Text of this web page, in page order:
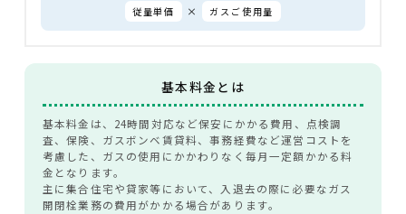
従量単価 × ガスご使用量
基本料金とは
基本料金は、24時間対応など保安にかかる費用、点検調
査、保険、ガスボンベ賃貸料、事務経費など運営コストを
考慮した、ガスの使用にかかわりなく毎月一定額かかる料
金となります。
主に集合住宅や貸家等において、入退去の際に必要なガス
開閉栓業務の費用がかかる場合があります。